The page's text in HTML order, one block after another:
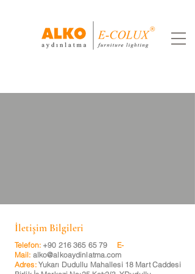
İletişim Bilgileri
Telefon: +90 216 365 65 79
E-
Mail: alko@alkoaydinlatma.com
Adres: Yukarı Dudullu Mahallesi 18 Mart Caddesi